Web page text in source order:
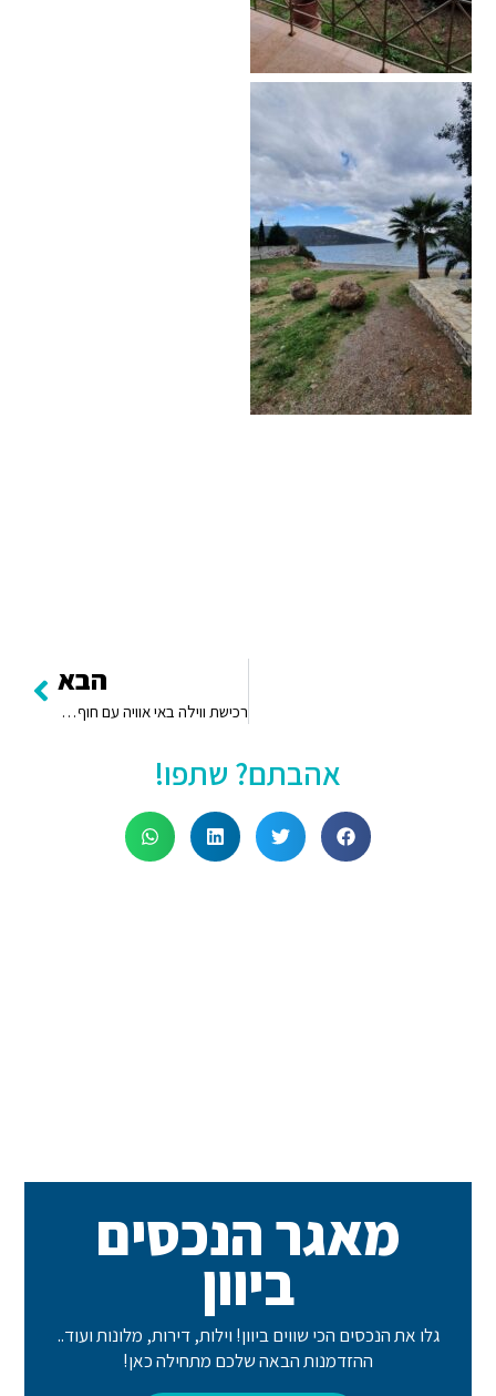
הבא
רכישת ווילה באי אוויה עם חוף פרטי, ספטמבר 2022
אהבתם? שתפו!
מאגר הנכסים
ביוון
גלו את הנכסים הכי שווים ביוון! וילות, דירות, מלונות ועוד..
ההזדמנות הבאה שלכם מתחילה כאן!